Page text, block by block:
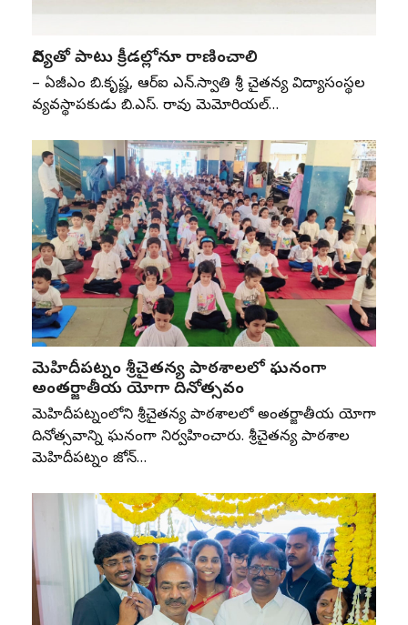
విద్యతో పాటు క్రీడల్లోనూ రాణించాలి
– ఏజీఎం బి.కృష్ణ, ఆర్‌ఐ ఎన్‌.స్వాతి శ్రీ చైతన్య విద్యాసంస్థల
వ్యవస్థాపకుడు బి.ఎస్‌. రావు మెమోరియల్‌…
మెహిదీపట్నం శ్రీచైతన్య పాఠశాలలో ఘనంగా
అంతర్జాతీయ యోగా దినోత్సవం
మెహిదీపట్నంలోని శ్రీచైతన్య పాఠశాలలో అంతర్జాతీయ యోగా
దినోత్సవాన్ని ఘనంగా నిర్వహించారు. శ్రీచైతన్య పాఠశాల
మెహిదీపట్నం జోన్‌…